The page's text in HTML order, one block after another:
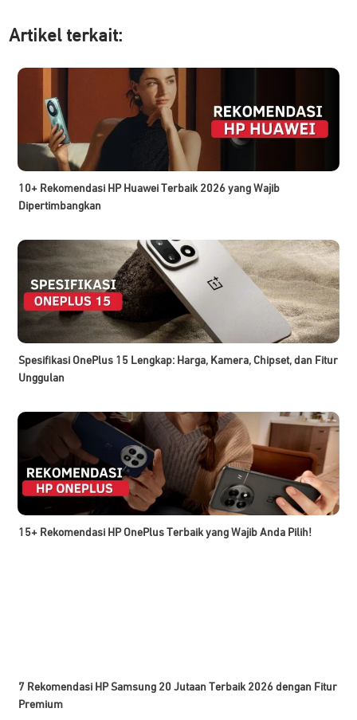
Artikel terkait:
10+ Rekomendasi HP Huawei Terbaik 2026 yang Wajib
Dipertimbangkan
Spesifikasi OnePlus 15 Lengkap: Harga, Kamera, Chipset, dan Fitur
Unggulan
15+ Rekomendasi HP OnePlus Terbaik yang Wajib Anda Pilih!
7 Rekomendasi HP Samsung 20 Jutaan Terbaik 2026 dengan Fitur
Premium